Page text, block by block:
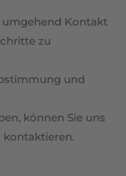
Kontakt
zu
und
können Sie uns
kontaktieren.